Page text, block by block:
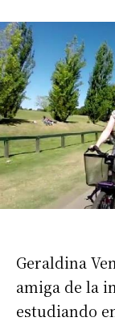
Geraldina
amiga de la
estudiando